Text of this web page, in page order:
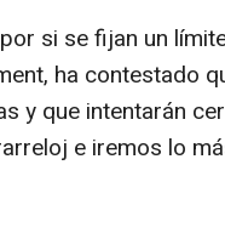
si se fijan un
ha contestado
y que intentarán
e iremos lo